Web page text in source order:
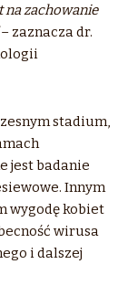
zachowanie
zaznacza dr.
stadium,
jest badanie
Innym
wygodę kobiet
wirusa
i dalszej